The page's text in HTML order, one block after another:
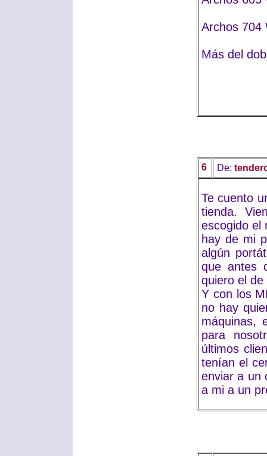
Archos
Más del
6 De:
Te cuento
tienda.
escogido el
hay de mi
algún
que antes
quiero el
Y con los
no hay
máquinas,
para
últimos
tenían el
enviar a un
a mi a un